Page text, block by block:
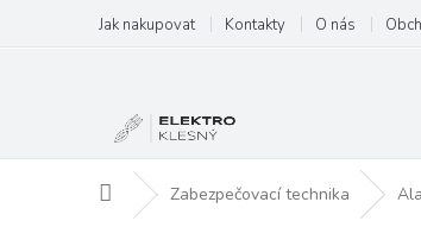
obsah
Jak nakupovat Kontakty O nás
Domů Zabezpečovací technika